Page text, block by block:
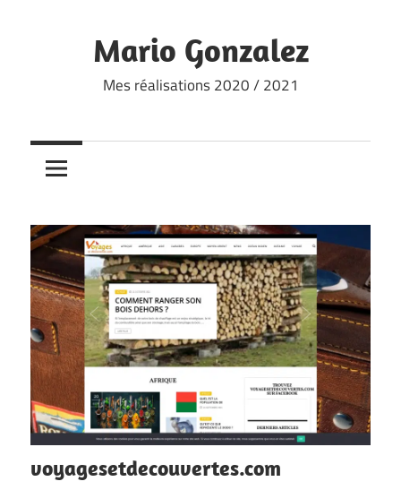
Mario Gonzalez
Mes réalisations 2020 / 2021
voyagesetdecouvertes.com